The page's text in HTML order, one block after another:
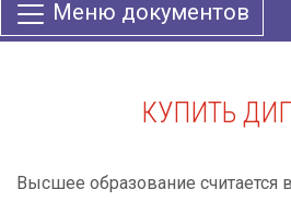
Меню документов
КУПИТЬ
Высшее образование